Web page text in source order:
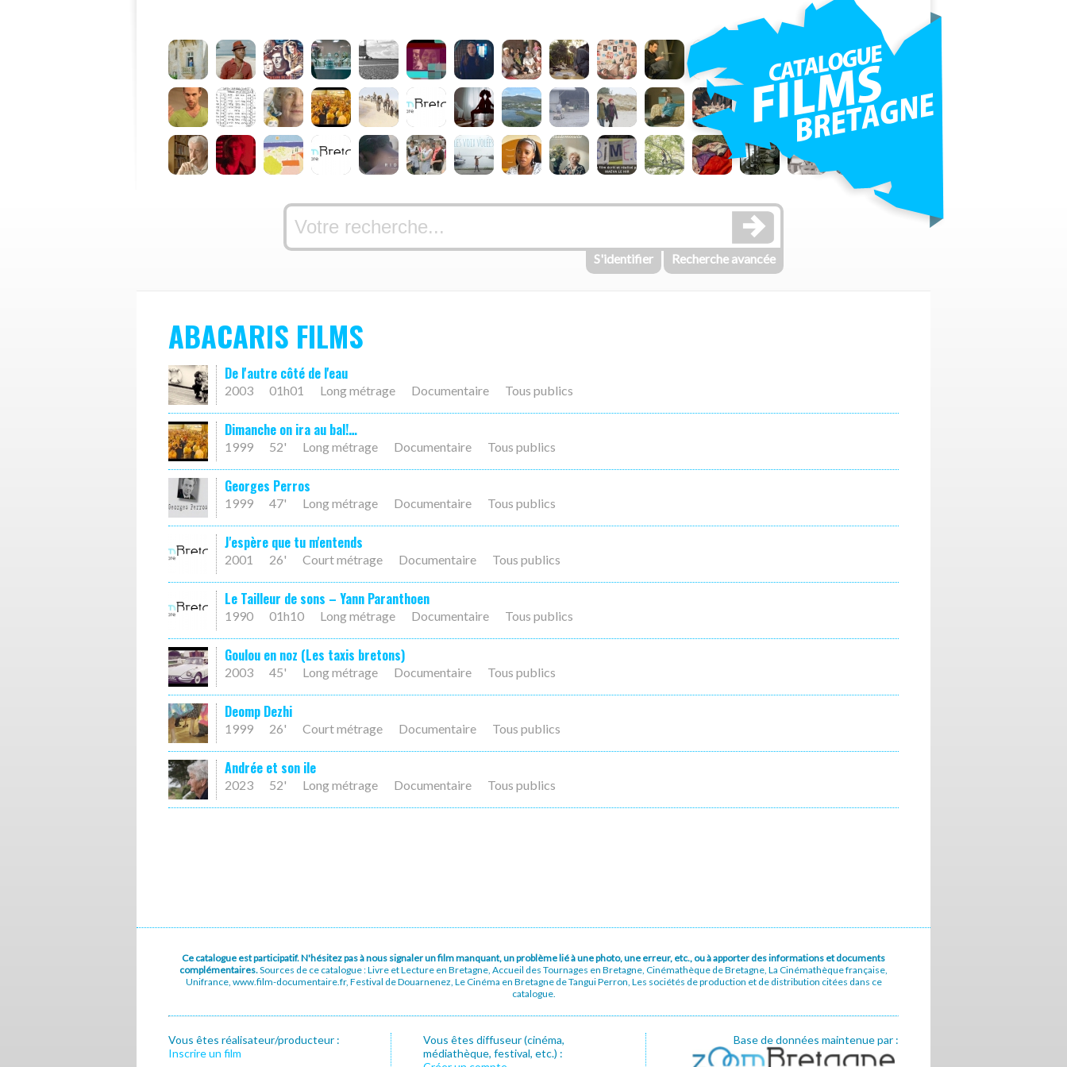
S'identifier Recherche avancée
ABACARIS FILMS
De l'autre côté de l'eau
2003 01h01 Long métrage Documentaire Tous publics
Dimanche on ira au bal!…
1999 52' Long métrage Documentaire Tous publics
Georges Perros
1999 47' Long métrage Documentaire Tous publics
J'espère que tu m'entends
2001 26' Court métrage Documentaire Tous publics
Le Tailleur de sons – Yann Paranthoen
1990 01h10 Long métrage Documentaire Tous publics
Goulou en noz (Les taxis bretons)
2003 45' Long métrage Documentaire Tous publics
Deomp Dezhi
1999 26' Court métrage Documentaire Tous publics
Andrée et son ile
2023 52' Long métrage Documentaire Tous publics
Ce catalogue est participatif. N'hésitez pas à nous signaler un film manquant, un problème lié à une photo, une erreur, etc., ou à apporter des informations et documents
complémentaires.Sources de ce catalogue : Livre et Lecture en Bretagne, Accueil des Tournages en Bretagne, Cinémathèque de Bretagne, La Cinémathèque française,
Unifrance, www.film-documentaire.fr, Festival de Douarnenez, Le Cinéma en Bretagne de Tangui Perron, Les sociétés de production et de distribution citées dans ce
catalogue.
Vous êtes réalisateur/producteur :
Inscrire un film
Vous êtes diffuseur (cinéma,
médiathèque, festival, etc.) :
Base de données maintenue par :